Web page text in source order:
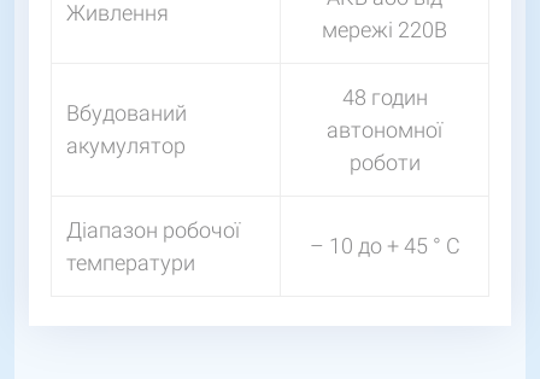
Живлення
мережі 220В
Вбудований
акумулятор
48 годин
автономної
роботи
Діапазон робочої
температури
– 10 до + 45 ° C